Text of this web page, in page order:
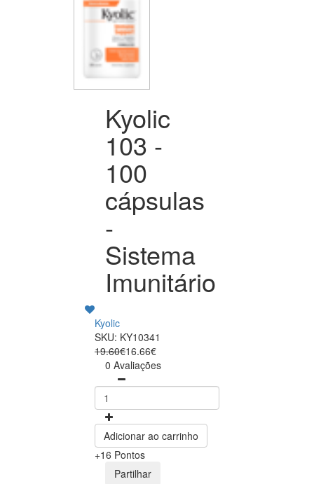
Kyolic
103 -
100
cápsulas
-
Sistema
Imunitário
Kyolic
SKU: KY10341
19.60€16.66€
0 Avaliações
Adicionar ao carrinho
+16 Pontos
Partilhar